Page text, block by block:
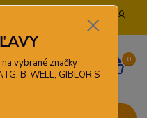
0
0,00 €
vybrané značky
B-WELL, GIBLOR’S